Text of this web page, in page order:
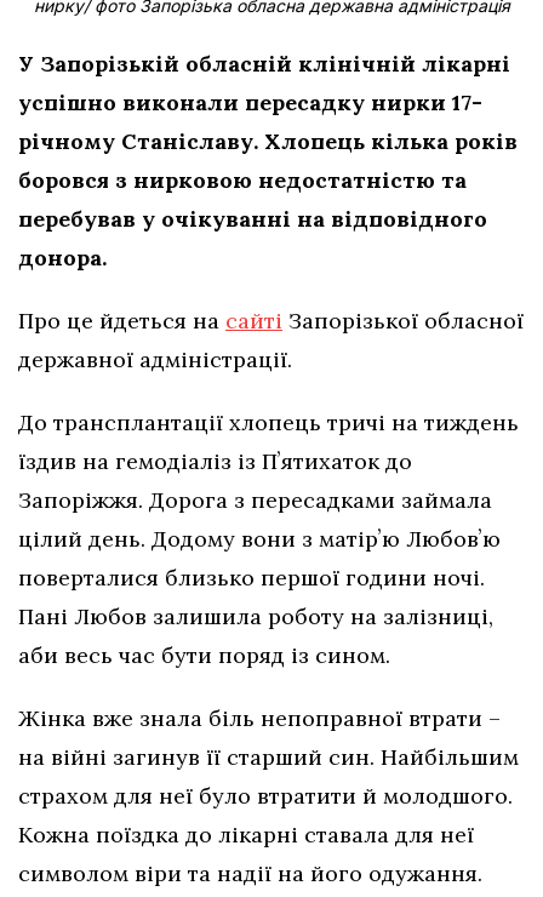
нирку/ фото Запорізька обласна державна адміністрація
У Запорізькій обласній клінічній лікарні
успішно виконали пересадку нирки 17-
річному Станіславу. Хлопець кілька років
боровся з нирковою недостатністю та
перебував у очікуванні на відповідного
донора.
Про це йдеться на сайті Запорізької обласної
державної адміністрації.
До трансплантації хлопець тричі на тиждень
їздив на гемодіаліз із Пʼятихаток до
Запоріжжя. Дорога з пересадками займала
цілий день. Додому вони з матірʼю Любовʼю
поверталися близько першої години ночі.
Пані Любов залишила роботу на залізниці,
аби весь час бути поряд із сином.
Жінка вже знала біль непоправної втрати –
на війні загинув її старший син. Найбільшим
страхом для неї було втратити й молодшого.
Кожна поїздка до лікарні ставала для неї
символом віри та надії на його одужання.